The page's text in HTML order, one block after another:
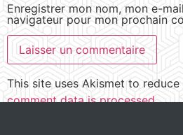
Enregistrer mon nom, mon e-
navigateur pour mon prochain
This site uses Akismet to reduce
comment data is processed.